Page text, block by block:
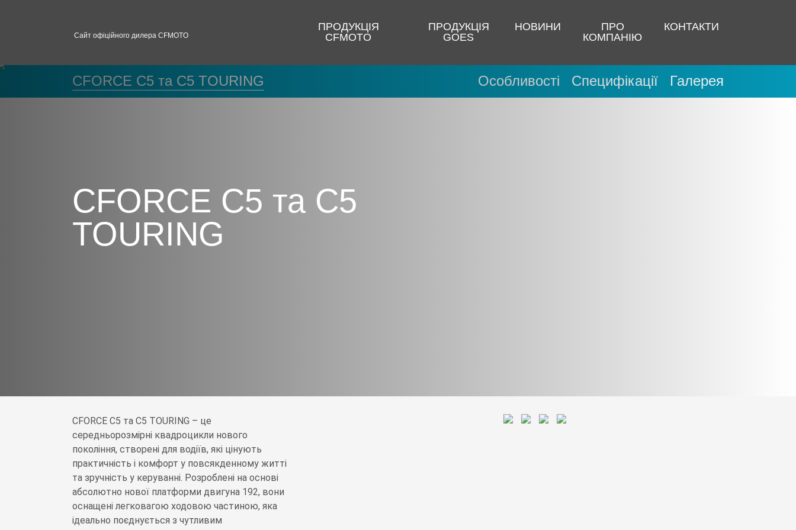
Сайт офіційного дилера CFMOTO
ПРОДУКЦІЯ
CFMOTO
ПРОДУКЦІЯ
GOES
НОВИНИ
ПРО
КОМПАНІЮ
КОНТАКТИ
CFORCE C5 та C5 TOURING Особливості Специфікації Галерея
CFORCE C5 та C5
TOURING
CFORCE C5 та C5 TOURING – це
середньорозмірні квадроцикли нового
покоління, створені для водіїв, які цінують
практичність і комфорт у повсякденному житті
та зручність у керуванні. Розроблені на основі
абсолютно нової платформи двигуна 192, вони
оснащені легковагою ходовою частиною, яка
ідеально поєднується з чутливим